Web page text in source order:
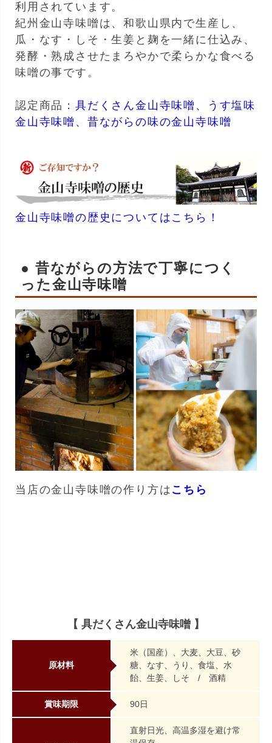
利用されています。
紀州金山寺味噌は、和歌山県内で生産し、
瓜・なす・しそ・生姜と麹を一緒に仕込み、
発酵・熟成させたまろやかで柔らかな食べる
味噌の事です。
認定商品： 具だくさん金山寺味噌、
うす塩味
金山寺味噌、 昔ながらの味の金山寺味噌
金山寺味噌の歴史についてはこちら！
● 昔ながらの方法で丁寧につく
った金山寺味噌
当店の金山寺味噌の作り方は こちら
【 具だくさん金山寺味噌 】
原材料
米（国産）、大麦、大豆、砂
糖、なす、うり、食塩、水
飴、生姜、しそ / 酒精
賞味期限 90日
直射日光、高温多湿を避け常